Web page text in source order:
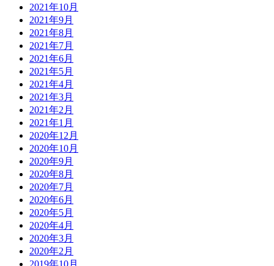
2021年10月
2021年9月
2021年8月
2021年7月
2021年6月
2021年5月
2021年4月
2021年3月
2021年2月
2021年1月
2020年12月
2020年10月
2020年9月
2020年8月
2020年7月
2020年6月
2020年5月
2020年4月
2020年3月
2020年2月
2019年10月